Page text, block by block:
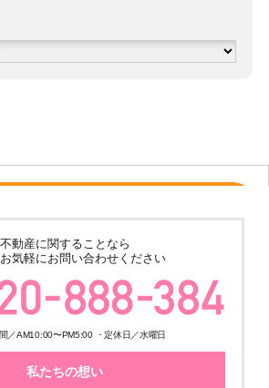
事務所 土地600坪 建物324.8坪 築4年の美
円
不動産に関することなら
気軽にお問い合わせください
／AM10:00〜PM5:00 ・定休日／水曜日
私たちの想い